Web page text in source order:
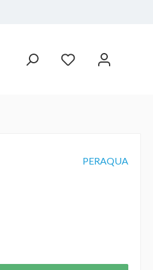
PERAQUA